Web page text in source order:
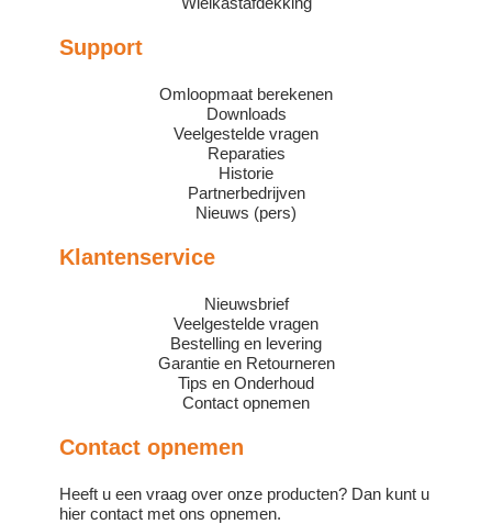
Support
Omloopmaat berekenen
Downloads
Veelgestelde vragen
Reparaties
Historie
Partnerbedrijven
Nieuws (pers)
Klantenservice
Nieuwsbrief
Veelgestelde vragen
Bestelling en levering
Garantie en Retourneren
Tips en Onderhoud
Contact opnemen
Contact opnemen
Heeft u een vraag over onze producten? Dan kunt u
hier contact met ons opnemen.